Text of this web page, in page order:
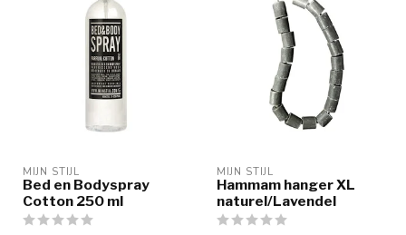
MIJN STIJL
Bed en Bodyspray
Cotton 250 ml
MIJN STIJL
Hammam hanger XL
naturel/Lavendel